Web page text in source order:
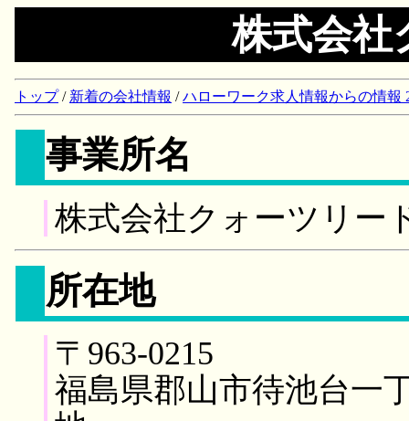
株式会社
トップ/ 新着の会社情報 /ハローワーク求人情報からの情報
事業所名
株式会社クォーツリー
所在地
〒963-0215
福島県郡山市待池台一